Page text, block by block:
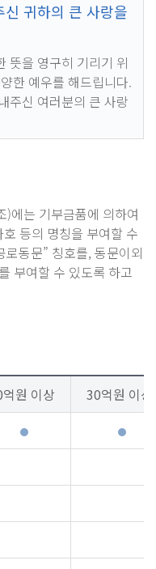
귀하의 큰 사랑을
뜻을 영구히 기리기 위
한 예우를 해드립니다.
주신 여러분의 큰 사랑
에는 기부금품에 의하여
등의 명칭을 부여할 수
동문” 칭호를, 동문이외
부여할 수 있도록 하고
원 이상
30억원 이상